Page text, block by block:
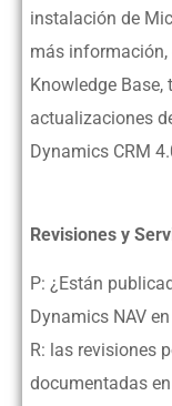
instalación de
más
Knowledge
actualizaciones
Dynamics CRM
Revisiones y
P: ¿Están
Dynamics NAV
R: las revisiones
documentadas